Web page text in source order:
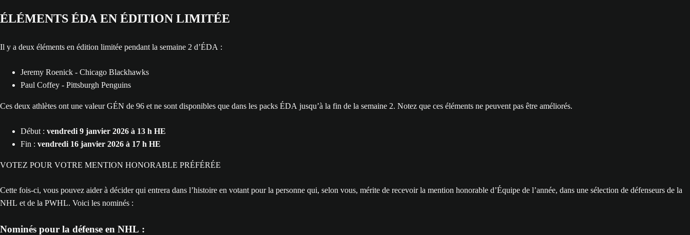
ÉLÉMENTS ÉDA EN ÉDITION LIMITÉE
Il y a deux éléments en édition limitée pendant la semaine 2 d’ÉDA :
Jeremy Roenick - Chicago Blackhawks
Paul Coffey - Pittsburgh Penguins
Ces deux athlètes ont une valeur GÉN de 96 et ne sont disponibles que dans les packs ÉDA jusqu’à la fin de la semaine 2. Notez que ces éléments ne peuvent pas être améliorés.
Début : vendredi 9 janvier 2026 à 13 h HE
Fin : vendredi 16 janvier 2026 à 17 h HE
VOTEZ POUR VOTRE MENTION HONORABLE PRÉFÉRÉE
Cette fois-ci, vous pouvez aider à décider qui entrera dans l’histoire en votant pour la personne qui, selon vous, mérite de recevoir la mention honorable d’Équipe de l’année, dans une sélection de défenseurs de la
NHL et de la PWHL. Voici les nominés :
Nominés pour la défense en NHL :